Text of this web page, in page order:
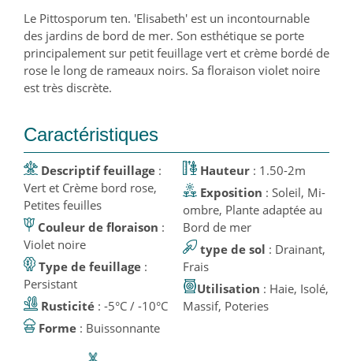
Le Pittosporum ten. 'Elisabeth' est un incontournable
des jardins de bord de mer. Son esthétique se porte
principalement sur petit feuillage vert et crème bordé de
rose le long de rameaux noirs. Sa floraison violet noire
est très discrète.
Caractéristiques
Descriptif feuillage :
Vert et Crème bord rose,
Petites feuilles
Couleur de floraison :
Violet noire
Type de feuillage :
Persistant
Rusticité : -5°C / -10°C
Forme
: Buissonnante
Hauteur: 1.50-2m
Exposition : Soleil, Mi-
ombre, Plante adaptée au
Bord de mer
type de sol : Drainant,
Frais
Utilisation : Haie, Isolé,
Massif, Poteries